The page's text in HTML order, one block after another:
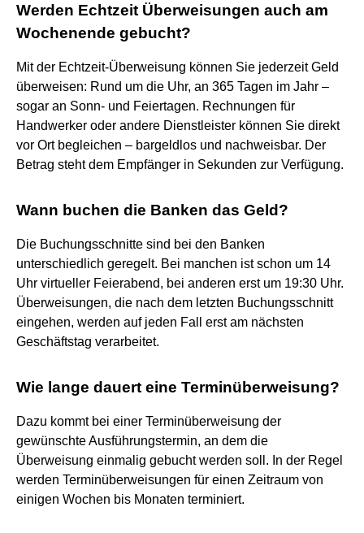
Werden Echtzeit Überweisungen auch am
Wochenende gebucht?
Mit der Echtzeit-Überweisung können Sie jederzeit Geld
überweisen: Rund um die Uhr, an 365 Tagen im Jahr –
sogar an Sonn- und Feiertagen. Rechnungen für
Handwerker oder andere Dienstleister können Sie direkt
vor Ort begleichen – bargeldlos und nachweisbar. Der
Betrag steht dem Empfänger in Sekunden zur Verfügung.
Wann buchen die Banken das Geld?
Die Buchungsschnitte sind bei den Banken
unterschiedlich geregelt. Bei manchen ist schon um 14
Uhr virtueller Feierabend, bei anderen erst um 19:30 Uhr.
Überweisungen, die nach dem letzten Buchungsschnitt
eingehen, werden auf jeden Fall erst am nächsten
Geschäftstag verarbeitet.
Wie lange dauert eine Terminüberweisung?
Dazu kommt bei einer Terminüberweisung der
gewünschte Ausführungstermin, an dem die
Überweisung einmalig gebucht werden soll. In der Regel
werden Terminüberweisungen für einen Zeitraum von
einigen Wochen bis Monaten terminiert.